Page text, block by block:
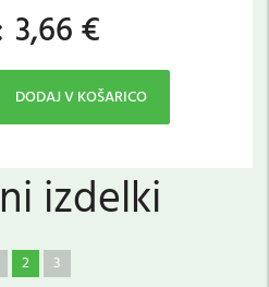
3,66 €
DODAJ V KOŠARICO
izdelki
2 3